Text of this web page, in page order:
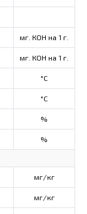
мг. КОН на 1 г.
мг. КОН на 1 г.
°C
°C
%
%
мг/кг
мг/кг